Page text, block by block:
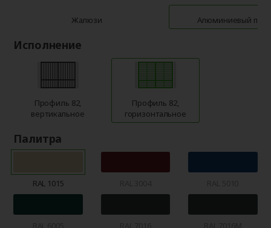
Жалюзи Алюминиевый
Исполнение
Профиль 82,
вертикальное
Профиль 82,
горизонтальное
Палитра
RAL 1015